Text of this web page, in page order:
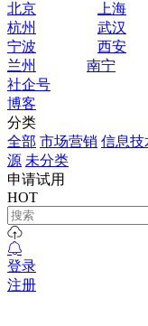
北京
上海
杭州
武汉
宁波
西安
兰州
南宁
社企号
博客
分类
全部 市场营销 信息技
源 未分类
申请试用
HOT
登录
注册